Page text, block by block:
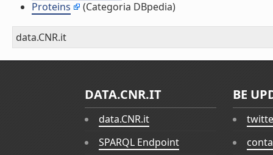
Proteins
(Categoria DBpedia)
data.CNR.it
DATA.CNR.IT
data.CNR.it
SPARQL Endpoint
BE